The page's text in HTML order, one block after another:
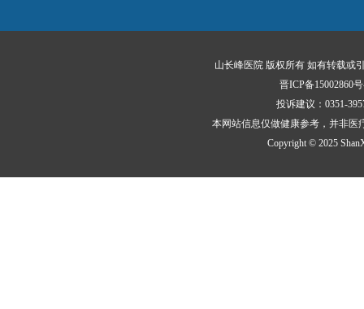
山长峰医院 版权所有 如有转载或
晋ICP备15002860
投诉建议：0351-
本网站信息仅做健康参考，并非医
Copyright © 2025